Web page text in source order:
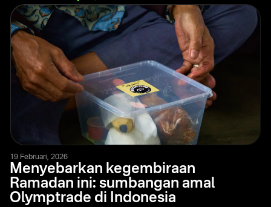
19 Februari, 2026
Menyebarkan kegembiraan
Ramadan ini: sumbangan amal
Olymptrade di Indonesia